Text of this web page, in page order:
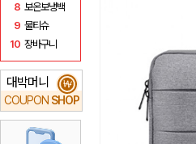
8 보온보냉백
9 물티슈
10 장바구니
대박머니
COUPON SHOP
₩